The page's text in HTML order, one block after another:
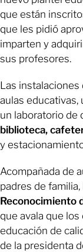
que están
que les pidió
imparten y
sus profesores.
Las instalaciones
aulas educativas,
un laboratorio de
biblioteca,
y
Acompañada de
padres de familia,
Reconocimiento
que avala que
educación de
de la presidenta